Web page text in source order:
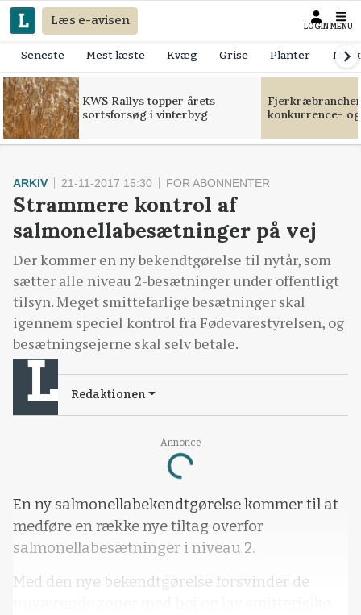
Læs e-avisen LOGIN MENU
Seneste Mest læste Kvæg Grise Planter
KWS Rallys topper årets
sortsforsøg i vinterbyg
konkurrence-
Annonce
Loading...
ARKIV 21-11-2017 15:30 FOR ABONNENTER
Strammere kontrol af
salmonellabesætninger på vej
Der kommer en ny bekendtgørelse til nytår, som
sætter alle niveau 2-besætninger under offentligt
tilsyn. Meget smittefarlige besætninger skal
igennem speciel kontrol fra Fødevarestyrelsen, og
besætningsejerne skal selv betale.
Redaktionen
En ny salmonellabekendtgørelse kommer til at
medføre en række nye tiltag overfor
salmonellabesætninger i niveau 2.
Med den nye bekendtgørelse forsvinder de